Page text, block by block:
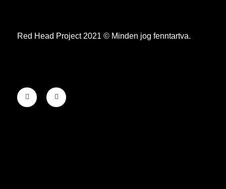
Red Head Project 2021 © Minden jog fenntartva.